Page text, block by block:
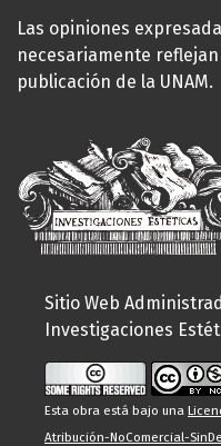
Las opiniones
necesariamente
publicación de la UNAM.
Sitio Web
Investigaciones
Esta obra está bajo una
Atribución-NoComercial-